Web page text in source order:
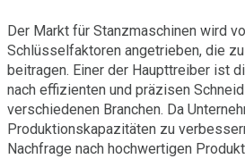
Der Markt für Stanzmaschinen wird
Schlüsselfaktoren angetrieben, die
beitragen. Einer der Haupttreiber ist
nach effizienten und präzisen
verschiedenen Branchen. Da
Produktionskapazitäten zu
Nachfrage nach hochwertigen